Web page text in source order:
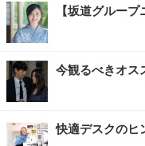
【坂道グルー
今観るべきオス
快適デスクのヒ